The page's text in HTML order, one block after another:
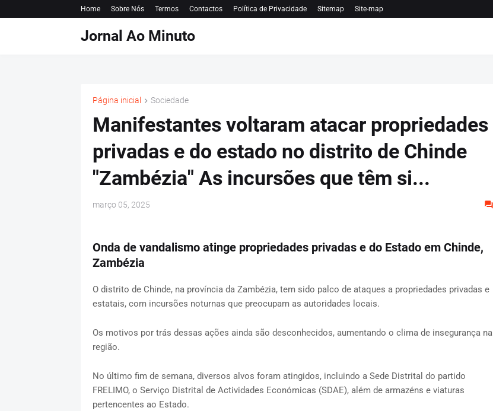
Home Sobre Nós Termos Contactos Política de Privacidade Sitemap Site-map
Jornal Ao Minuto
Página inicial Sociedade
Manifestantes voltaram atacar propriedades
privadas e do estado no distrito de Chinde
"Zambézia" As incursões que têm si...
março 05, 2025
Onda de vandalismo atinge propriedades privadas e do Estado em Chinde,
Zambézia
O distrito de Chinde, na província da Zambézia, tem sido palco de ataques a propriedades privadas e
estatais, com incursões noturnas que preocupam as autoridades locais.
Os motivos por trás dessas ações ainda são desconhecidos, aumentando o clima de insegurança na
região.
No último fim de semana, diversos alvos foram atingidos, incluindo a Sede Distrital do partido
FRELIMO, o Serviço Distrital de Actividades Económicas (SDAE), além de armazéns e viaturas
pertencentes ao Estado.